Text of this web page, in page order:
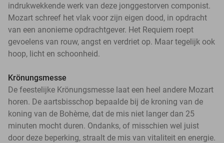
indrukwekkende werk van deze jonggestorven componist.
Mozart schreef het vlak voor zijn eigen dood, in opdracht
van een anonieme opdrachtgever. Het Requiem roept
gevoelens van rouw, angst en verdriet op. Maar tegelijk ook
hoop, licht en schoonheid.
Krönungsmesse
De feestelijke Krönungsmesse laat een heel andere Mozart
horen. De aartsbisschop bepaalde bij de kroning van de
koning van de Bohème, dat de mis niet langer dan 25
minuten mocht duren. Ondanks, of misschien wel juist
door deze beperking, straalt de mis van vitaliteit en energie.